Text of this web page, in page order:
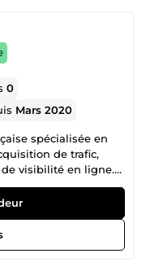
0
Mars 2020
spécialisée en
de trafic,
visibilité en ligne.
complémentaires,
son domaine :
Snapchat Ads,
de vente,
growth